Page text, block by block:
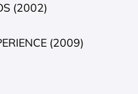
(2002)
(2009)